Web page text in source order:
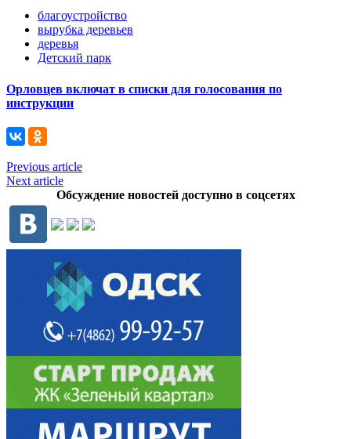
благоустройство
вырубка деревьев
деревья
Детский парк
Орловцев включат в списки для голосования по
инструкции
Previous article
Next article
Обсуждение новостей доступно в соцсетях